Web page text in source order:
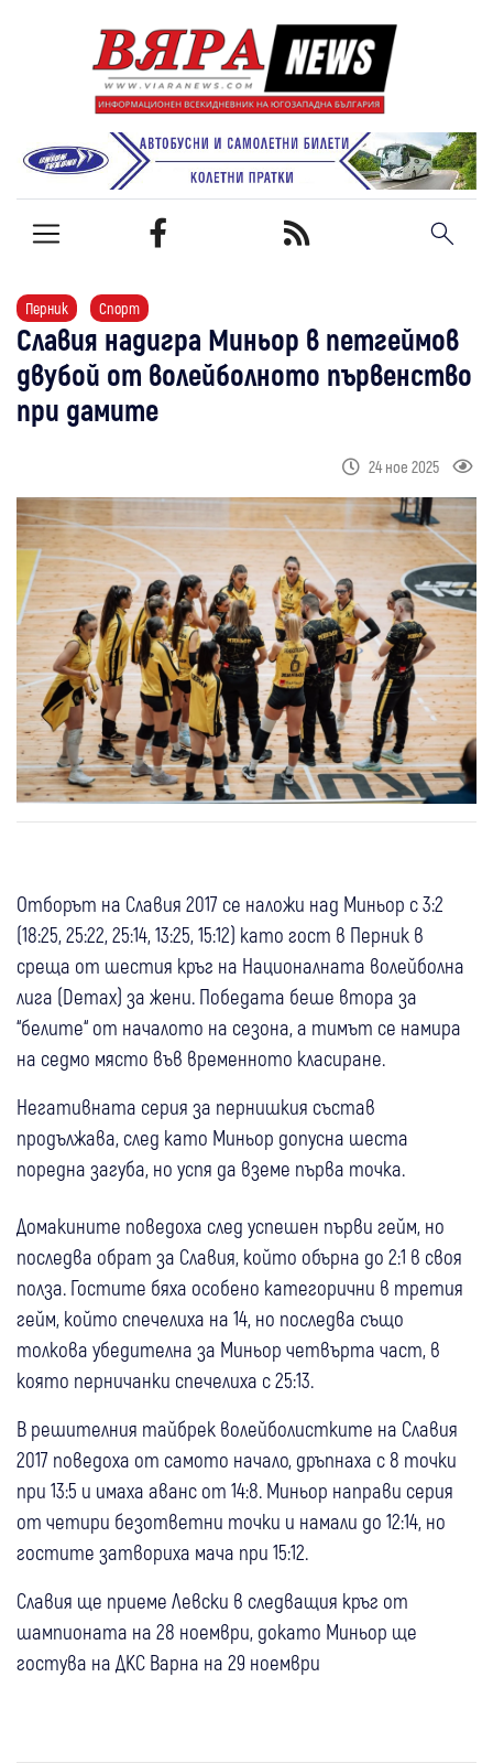
Перник Спорт
Славия надигра Миньор в петгеймов
двубой от волейболното първенство
при дамите
24 ное 2025
Отборът на Славия 2017 се наложи над Миньор с 3:2
(18:25, 25:22, 25:14, 13:25, 15:12) като гост в Перник в
среща от шестия кръг на Националната волейболна
лига (Demax) за жени. Победата беше втора за
“белите“ от началото на сезона, а тимът се намира
на седмо място във временното класиране.
Негативната серия за пернишкия състав
продължава, след като Миньор допусна шеста
поредна загуба, но успя да вземе първа точка.
Домакините поведоха след успешен първи гейм, но
последва обрат за Славия, който обърна до 2:1 в своя
полза. Гостите бяха особено категорични в третия
гейм, който спечелиха на 14, но последва също
толкова убедителна за Миньор четвърта част, в
която перничанки спечелиха с 25:13.
В решителния тайбрек волейболистките на Славия
2017 поведоха от самото начало, дръпнаха с 8 точки
при 13:5 и имаха аванс от 14:8. Миньор направи серия
от четири безответни точки и намали до 12:14, но
гостите затвориха мача при 15:12.
Славия ще приеме Левски в следващия кръг от
шампионата на 28 ноември, докато Миньор ще
гостува на ДКС Варна на 29 ноември